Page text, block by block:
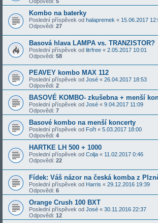
Kombo na baterky
Poslední příspěvek od halapremek « 15.06.2017
Odpovědi: 27
Basová hlava LAMPA vs. TRANZISTOR?
Poslední příspěvek od litrfree « 2.05.2017 10:01
Odpovědi: 58
PEAVEY kombo MAX 112
Poslední příspěvek od José « 26.04.2017 18:53
Odpovědi: 2
BASOVÉ KOMBO- zkušebna + menší
Poslední příspěvek od José « 9.04.2017 11:09
Odpovědi: 7
Basové kombo na menší koncerty
Poslední příspěvek od Fořt « 5.03.2017 18:00
Odpovědi: 4
HARTKE LH 500 + 1000
Poslední příspěvek od Colja « 11.02.2017 0:46
Odpovědi: 22
Fídek: Váš názor na česká komba z
Poslední příspěvek od Harris « 29.12.2016 19:39
Odpovědi: 6
Orange Crush 100 BXT
Poslední příspěvek od José « 30.11.2016 22:37
Odpovědi: 12